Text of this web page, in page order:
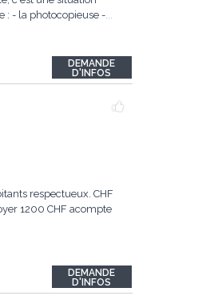
: - la photocopieuse -...
DEMANDE
D'INFOS
respectueux. CHF
1200 CHF acompte
DEMANDE
D'INFOS